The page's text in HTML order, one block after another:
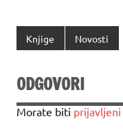
Knjige Novosti
ODGOVORI
Morate biti prijavljeni